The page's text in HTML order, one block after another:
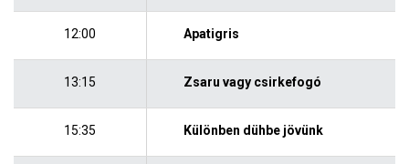
12:00 Apatigris
13:15 Zsaru vagy csirkefogó
15:35 Különben dühbe jövünk